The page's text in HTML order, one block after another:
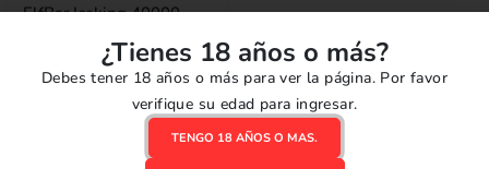
5.00out of 5
ElfBar Iceking 40000
Berry Slush
89.00
AÑADIR AL CARRITO
¿Tienes 18 años o más?
Debes tener 18 años o más para ver la página. Por favor
verifique su edad para ingresar.
TENGO 18 AÑOS O MAS.